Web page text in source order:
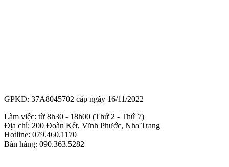
GPKD: 37A8045702 cấp ngày 16/11/2022
Làm việc: từ 8h30 - 18h00 (Thứ 2 - Thứ 7)
Địa chỉ: 200 Đoàn Kết, Vĩnh Phước, Nha Trang
Hotline: 079.460.1170
Bán hàng: 090.363.5282